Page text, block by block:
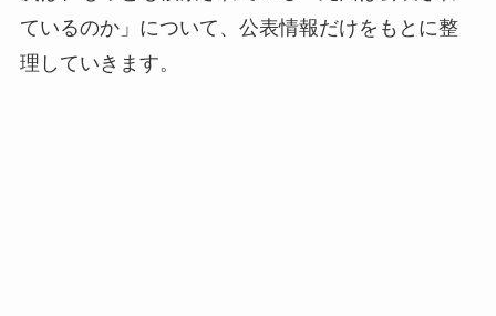
ているのか」について、公表情報だけをもとに整
理していきます。